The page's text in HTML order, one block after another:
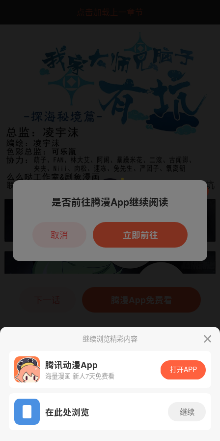
点击加载上一章节
App免费看
腾漫App免费看
继续浏览精彩内容
腾讯动漫App
海量漫画 新人7天免费看
打开APP
在此处浏览 继续
本章节仅支持App阅读，可打开App新用
户7天免费看
是否前往腾漫App继续阅读
立即前往
取消